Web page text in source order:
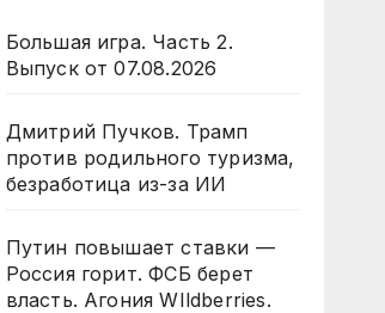
Большая игра. Часть 2.
Выпуск от 07.08.2026
Дмитрий Пучков. Трамп
против родильного туризма,
безработица из-за ИИ
Путин повышает ставки —
Россия горит. ФСБ берет
власть. Агония WIldberries.